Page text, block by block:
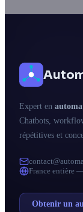
Expert en
Chatbots,
répétitives et
France entière
Obtenir un